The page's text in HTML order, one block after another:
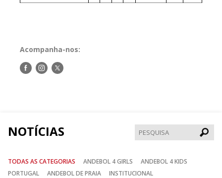
Acompanha-nos:
Siga-Siga-Siga-
NOTÍCIAS
TODAS AS CATEGORIAS ANDEBOL 4 GIRLS
ANDEBOL 4 KIDS
PORTUGAL
ANDEBOL DE PRAIA
INSTITUCIONAL